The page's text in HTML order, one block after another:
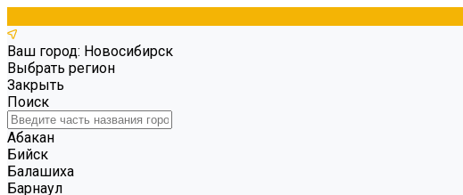
Ваш город: Новосибирск
Выбрать регион
Закрыть
Поиск
Абакан
Бийск
Балашиха
Барнаул